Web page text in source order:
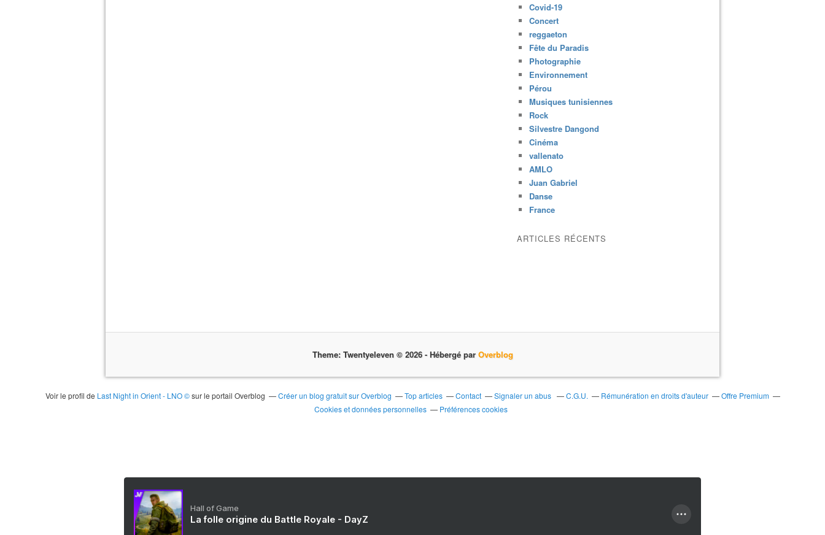
Covid-19
Concert
reggaeton
Fête du Paradis
Photographie
Environnement
Pérou
Musiques tunisiennes
Rock
Silvestre Dangond
Cinéma
vallenato
AMLO
Juan Gabriel
Danse
France
ARTICLES RÉCENTS
Theme: Twentyeleven © 2026 - Hébergé par Overblog
Voir le profil de Last Night in Orient - LNO ©sur le portail Overblog Créer un blog gratuit sur Overblog Top articles Contact Signaler un abus C.G.U. Rémunération en droits d'auteur
Offre Premium
Cookies et données personnelles
Préférences cookies
Hall of Game
La folle origine du Battle Royale - DayZ